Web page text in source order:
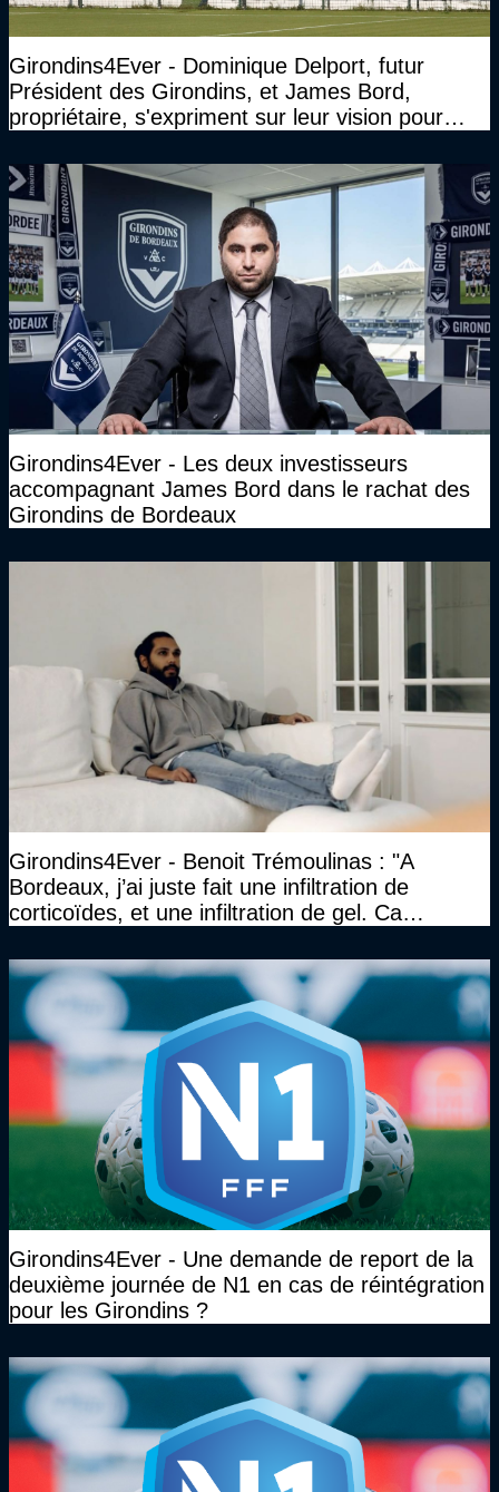
Girondins4Ever - Dominique Delport, futur
Président des Girondins, et James Bord,
propriétaire, s'expriment sur leur vision pour
Girondins4Ever - Les deux investisseurs
accompagnant James Bord dans le rachat des
Girondins de Bordeaux
Girondins4Ever - Benoit Trémoulinas : "A
Bordeaux, j’ai juste fait une infiltration de
corticoïdes, et une infiltration de gel. Ca
Girondins4Ever - Une demande de report de la
deuxième journée de N1 en cas de réintégration
pour les Girondins ?